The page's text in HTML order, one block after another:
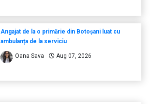
Angajat de la o primărie din Botoșani luat cu
ambulanța de la serviciu
Oana Sava Aug 07, 2026